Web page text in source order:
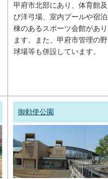
甲府市北部にあり、体育館及
び洋弓場、室内プールや宿泊
棟のあるスポーツ会館があり
ます。また、甲府市管理の野
球場等も併設しています。
御勅使公園